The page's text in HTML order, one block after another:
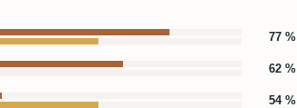
77 %
62 %
54 %